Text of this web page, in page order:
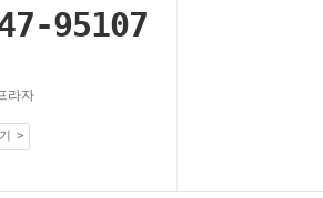
95107
라자
>